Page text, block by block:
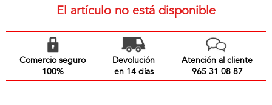
El artículo no está disponible
Comercio seguro
100%
Devolución
en 14 días
Atención al cliente
965 31 08 87